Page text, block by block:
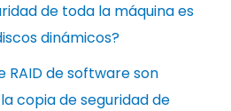
de toda la máquina es
dinámicos?
RAID de software son
copia de seguridad de